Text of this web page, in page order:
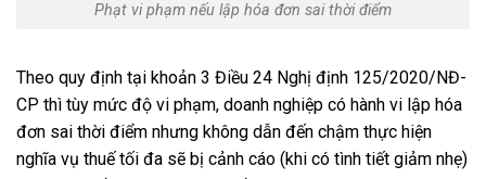
Phạt vi phạm nếu lập hóa đơn sai thời điểm
Theo quy định tại khoản 3 Điều 24 Nghị định 125/2020/NĐ-
CP thì tùy mức độ vi phạm, doanh nghiệp có hành vi lập hóa
đơn sai thời điểm nhưng không dẫn đến chậm thực hiện
nghĩa vụ thuế tối đa sẽ bị cảnh cáo (khi có tình tiết giảm nhẹ)